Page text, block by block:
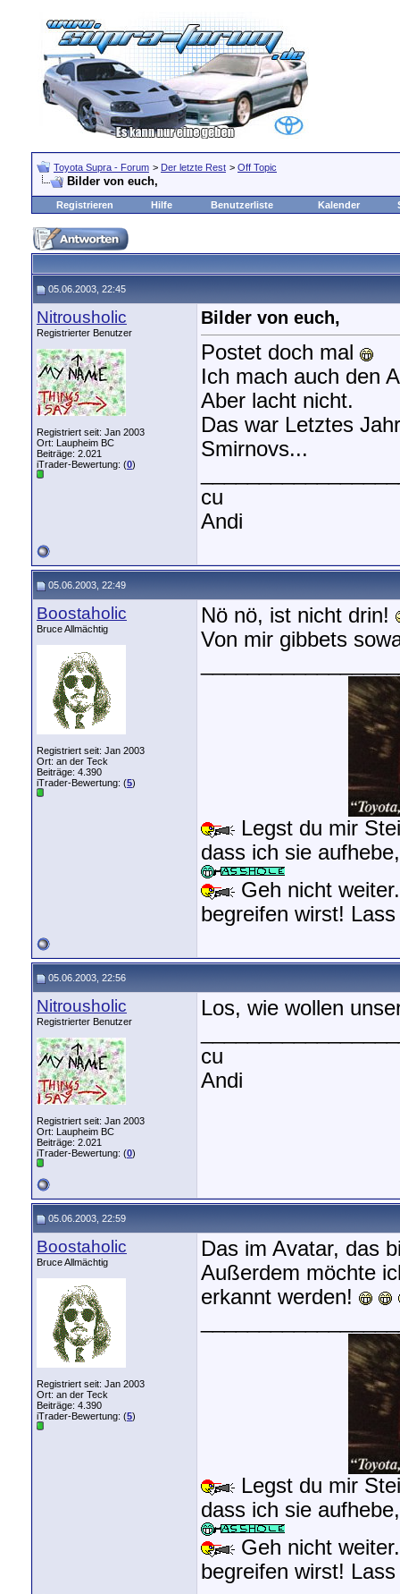
Toyota Supra - Forum > Der letzte Rest > Off Topic
Bilder von euch,
Registrieren Hilfe Benutzerliste Kalender
05.06.2003, 22:45
Nitrousholic
Registrierter Benutzer
Registriert seit: Jan 2003
Ort: Laupheim BC
Beiträge: 2.021
iTrader-Bewertung: (0)
Bilder von euch,
Postet doch mal
Ich mach auch den
Aber lacht nicht.
Das war Letztes
Smirnovs...
cu
Andi
05.06.2003, 22:49
Boostaholic
Bruce Allmächtig
Registriert seit: Jan 2003
Ort: an der Teck
Beiträge: 4.390
iTrader-Bewertung: (5)
Nö nö, ist nicht drin!
Von mir gibbets
Legst du mir
dass ich sie
Geh nicht
begreifen wirst!
05.06.2003, 22:56
Nitrousholic
Registrierter Benutzer
Registriert seit: Jan 2003
Ort: Laupheim BC
Beiträge: 2.021
iTrader-Bewertung: (0)
Los, wie wollen
cu
Andi
05.06.2003, 22:59
Boostaholic
Bruce Allmächtig
Registriert seit: Jan 2003
Ort: an der Teck
Beiträge: 4.390
iTrader-Bewertung: (5)
Das im Avatar, das
Außerdem möchte
erkannt werden!
Legst du mir
dass ich sie
Geh nicht
begreifen wirst!